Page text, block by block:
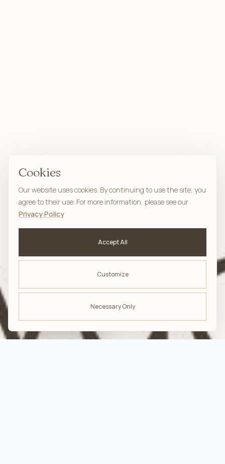
Cookies
Our website uses cookies. By continuing to use the site, you
agree to their use. For more information, please see our
Privacy Policy
Accept All
Customize
Necessary Only